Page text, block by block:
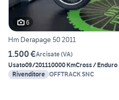
6
Hm Derapage 50 2011
1.500 €Arcisate(VA)
Usato09/201110000 KmCross / Enduro
Rivenditore OFFTRACK SNC